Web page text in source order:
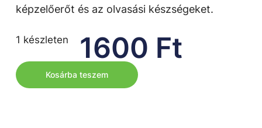
képzelőerőt és az olvasási készségeket.
1600 Ft
1 készleten
Kosárba teszem